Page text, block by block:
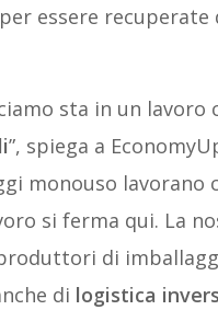
essere recuperate
sta in un lavoro
”, spiega a
monouso lavorano
si ferma qui. La
di
di logistica